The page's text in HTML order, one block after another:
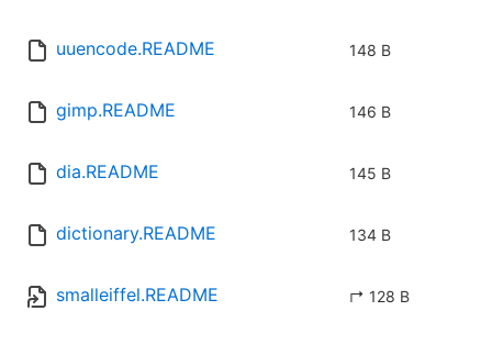
uuencode.README 148 B
gimp.README 146 B
dia.README 145 B
dictionary.README 134 B
smalleiffel.README ↱ 128 B